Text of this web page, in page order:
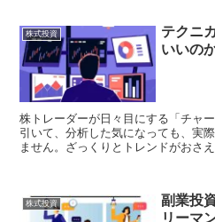
株式投資
テクニ
いいの
株トレーダーが日々目にする「チャ
引いて、分析した気になっても、実
ません。ざっくりとトレンドがおさ
株式投資
副業投
リーマ